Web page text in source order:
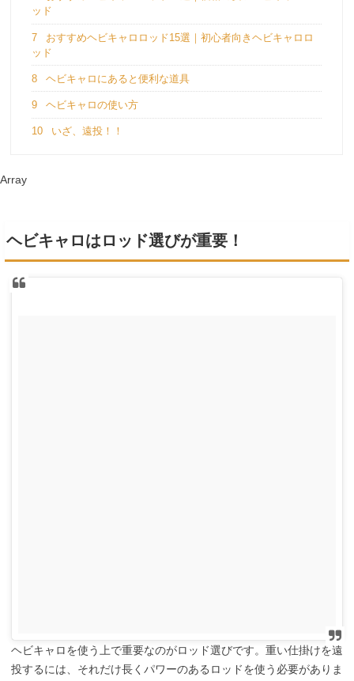
ッド
7
おすすめヘビキャロロッド15選｜初心者向きヘビキャロロ
ッド
8 ヘビキャロにあると便利な道具
9 ヘビキャロの使い方
10 いざ、遠投！！
Array
ヘビキャロはロッド選びが重要！
ヘビキャロを使う上で重要なのがロッド選びです。重い仕掛けを遠
投するには、それだけ長くパワーのあるロッドを使う必要がありま